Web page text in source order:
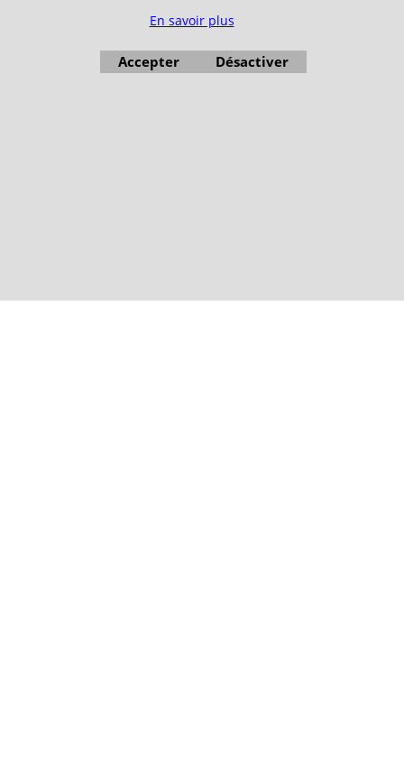
En savoir plus
Accepter Désactiver